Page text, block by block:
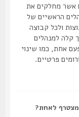
מחלקים את
הראשיים של
קבוצה
למנהלים
כמו שינוי
פרטיים.
לאחת?